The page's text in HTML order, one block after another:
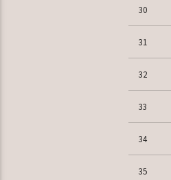
30
31
32
33
34
35